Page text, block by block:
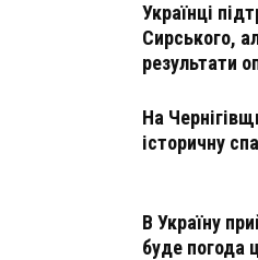
Українці
Сирського,
результати
На
історичну
В Україну
буде погода